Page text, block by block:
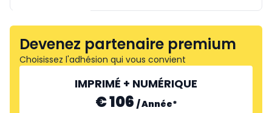
FLOWCOR
Devenez partenaire premium
Choisissez l'adhésion qui vous convient
IMPRIMÉ + NUMÉRIQUE
€ 106 /Année*